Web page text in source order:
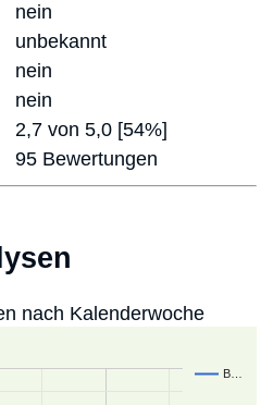
nein
unbekannt
nein
nein
2,7 von 5,0 [54%]
95 Bewertungen
nach Kalenderwoche
B…